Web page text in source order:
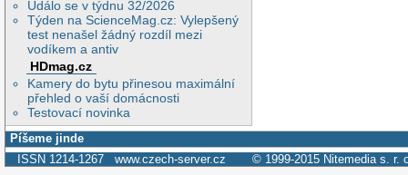
Událo se v týdnu 32/2026
Týden na ScienceMag.cz: Vylepšený
test nenašel žádný rozdíl mezi
vodíkem a antiv
HDmag.cz
Kamery do bytu přinesou maximální
přehled o vaší domácnosti
Testovací novinka
Píšeme jinde
ISSN 1214-1267 www.czech-server.cz © 1999-2015 Nitemedia s. r.